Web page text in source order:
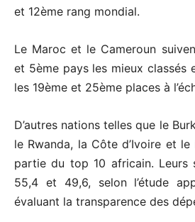
et 12ème rang mondial.
Le Maroc et le Cameroun
et 5ème pays les mieux classés
les 19ème et 25ème places à
D’autres nations telles que le
le Rwanda, la Côte d’Ivoire et
partie du top 10 africain. Leurs
55,4 et 49,6, selon l’étude
évaluant la transparence des